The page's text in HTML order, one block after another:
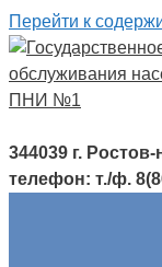
Перейти к
344039 г.
телефон: т./ф.